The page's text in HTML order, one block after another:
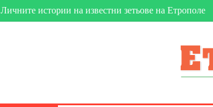
Етрополе затвърди мястото си на футболната карта